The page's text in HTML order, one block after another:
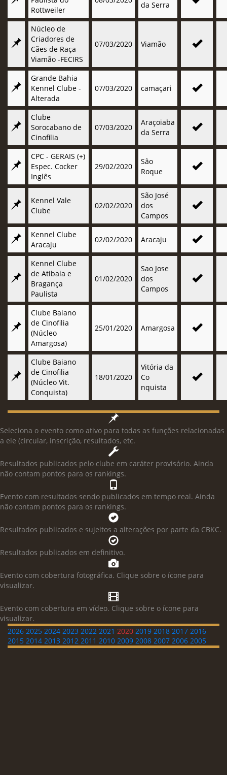
Rottweiler
da Serra
Núcleo de
Criadores de
Cães de Raça
Viamão -FECIRS
07/03/2020 Viamão
Grande Bahia
Kennel Clube -
Alterada
07/03/2020 camaçari
Clube
Sorocabano de
Cinofilia
07/03/2020
Araçoiaba
da Serra
CPC - GERAIS (+)
Espec. Cocker
Inglês
29/02/2020
Sâo
Roque
Kennel Vale
Clube
02/02/2020
São José
dos
Campos
Kennel Clube
Aracaju
02/02/2020 Aracaju
Kennel Clube
de Atibaia e
Bragança
Paulista
01/02/2020
Sao Jose
dos
Campos
Clube Baiano
de Cinofilia
(Núcleo
Amargosa)
25/01/2020 Amargosa
Clube Baiano
de Cinofilia
(Núcleo Vit.
Conquista)
18/01/2020
Vitória da
Co
nquista
Seleciona o evento como ativo para todas as funções relacionadas
a ele (circular, inscrição, resultados, etc.
Resultados publicados pelo clube em caráter provisório. Ainda
não contam pontos para os rankings.
Evento com resultados sendo publicados em tempo real. Ainda
não contam pontos para os rankings.
Resultados publicados e sujeitos a alterações por parte da CBKC.
Resultados publicados em definitivo.
Evento com cobertura fotográfica. Clique sobre o ícone para
visualizar.
Evento com cobertura em vídeo. Clique sobre o ícone para
visualizar.
2026 2025 2024 2023 2022 2021 2020 2019 2018 2017 2016
2015 2014 2013 2012 2011 2010 2009 2008 2007 2006 2005